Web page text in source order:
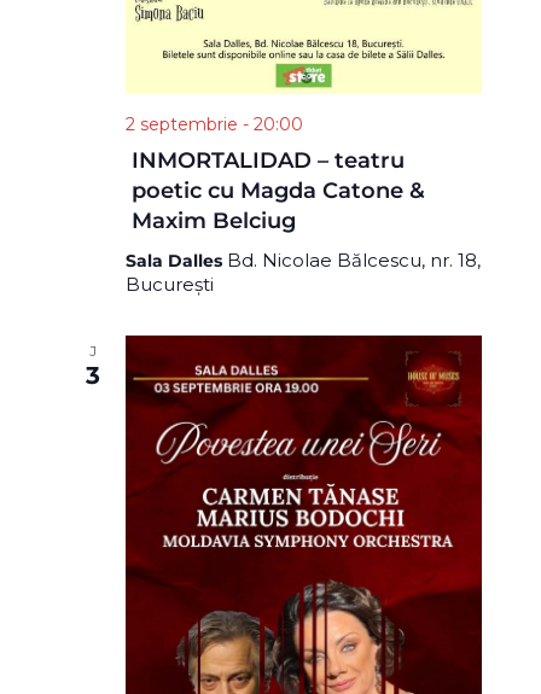
2 septembrie - 20:00
INMORTALIDAD – teatru
poetic cu Magda Catone &
Maxim Belciug
Sala Dalles Bd. Nicolae Bălcescu, nr. 18,
București
J
3